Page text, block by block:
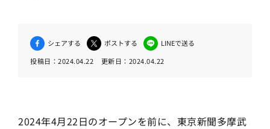
シェアする ポストする
LINEで送る
投稿日： 2024.04.22 更新日： 2024.04.22
2024年4月22日のオープンを前に、東京新聞多摩武